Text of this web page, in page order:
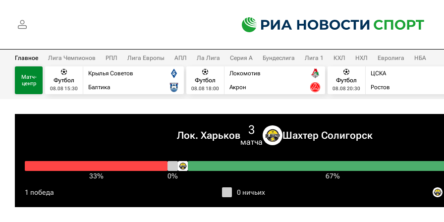
Главное Лига Чемпионов РПЛ Лига Европы АПЛ Ла Лига Серия А Бундеслига Лига 1 КХЛ НХЛ Евролига НБА
Матч-
центр
Футбол
08.08 15:30
Крылья Советов
Балтика
Футбол
08.08 18:00
Локомотив
Акрон
Футбол
08.08 20:30
ЦСКА
Ростов
Лок. Харьков 3
матча
Шахтер Солигорск
33% 0% 67%
1 победа 0 ничьих